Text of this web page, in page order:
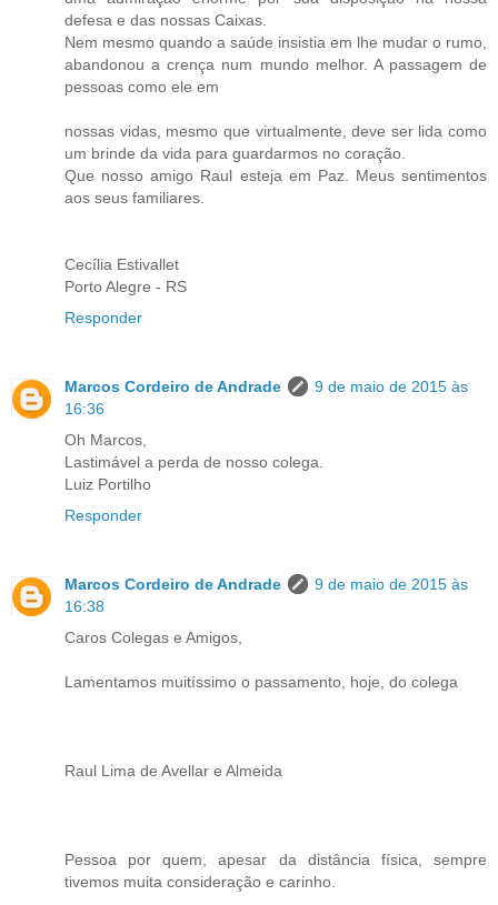
defesa e das nossas Caixas.
Nem mesmo quando a saúde insistia em lhe mudar o rumo,
abandonou a crença num mundo melhor. A passagem de
pessoas como ele em
nossas vidas, mesmo que virtualmente, deve ser lida como
um brinde da vida para guardarmos no coração.
Que nosso amigo Raul esteja em Paz. Meus sentimentos
aos seus familiares.
Cecília Estivallet
Porto Alegre - RS
Responder
Marcos Cordeiro de Andrade
9 de maio de 2015 às
16:36
Oh Marcos,
Lastimável a perda de nosso colega.
Luiz Portilho
Responder
Marcos Cordeiro de Andrade
9 de maio de 2015 às
16:38
Caros Colegas e Amigos,
Lamentamos muitíssimo o passamento, hoje, do colega
Raul Lima de Avellar e Almeida
Pessoa por quem, apesar da distância física, sempre
tivemos muita consideração e carinho.